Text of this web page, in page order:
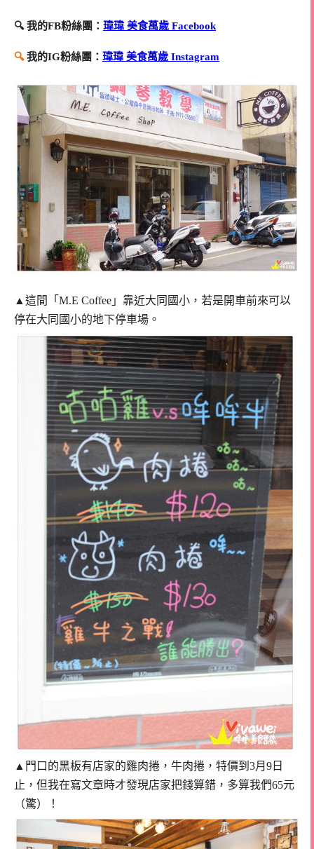
🔍 我的FB粉絲團： 瑋瑋 美食萬歲 Facebook
🔍我的IG粉絲團： 瑋瑋 美食萬歲 Instagram
▲這間「M.E Coffee」靠近大同國小，若是開車前來可以
停在大同國小的地下停車場。
▲門口的黑板有店家的雞肉捲，牛肉捲，特價到3月9日
止， 但我在寫文章時才發現店家把錢算錯，多算我們65元
（驚）！